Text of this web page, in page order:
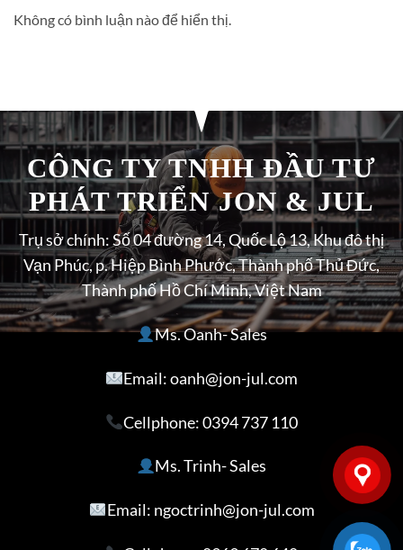
Không có bình luận nào để hiển thị.
CÔNG TY TNHH ĐẦU TƯ
PHÁT TRIỂN JON & JUL
Trụ sở chính: Số 04 đường 14, Quốc Lộ 13, Khu đô thị
Vạn Phúc, p. Hiệp Bình Phước, Thành phố Thủ Đức,
Thành phố Hồ Chí Minh, Việt Nam
Ms. Oanh- Sales
Email: oanh@jon-jul.com
Cellphone:0394 737 110
Ms. Trinh- Sales
Email: ngoctrinh@jon-jul.com